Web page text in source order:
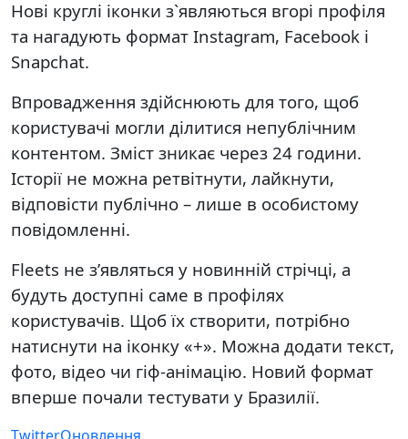
Нові круглі іконки з`являються вгорі профіля
та нагадують формат Instagram, Facebook і
Snapchat.
Впровадження здійснюють для того, щоб
користувачі могли ділитися непублічним
контентом. Зміст зникає через 24 години.
Історії не можна ретвітнути, лайкнути,
відповісти публічно – лише в особистому
повідомленні.
Fleets не з’являться у новинній стрічці, а
будуть доступні саме в профілях
користувачів. Щоб їх створити, потрібно
натиснути на іконку «+». Можна додати текст,
фото, відео чи гіф-анімацію. Новий формат
вперше почали тестувати у Бразилії.